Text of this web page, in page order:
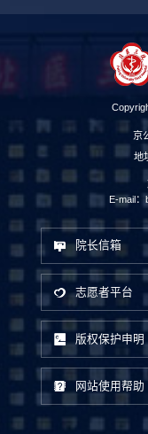
京
地
E-mail：
院长信箱
志愿者平台
版权保护申明
网站使用帮助